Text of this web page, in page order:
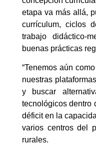
etapa va más allá,
currículum, ciclos
trabajo didáctico-
buenas prácticas
“Tenemos aún
nuestras
y buscar
tecnológicos dentro
déficit en la
varios centros del
rurales.